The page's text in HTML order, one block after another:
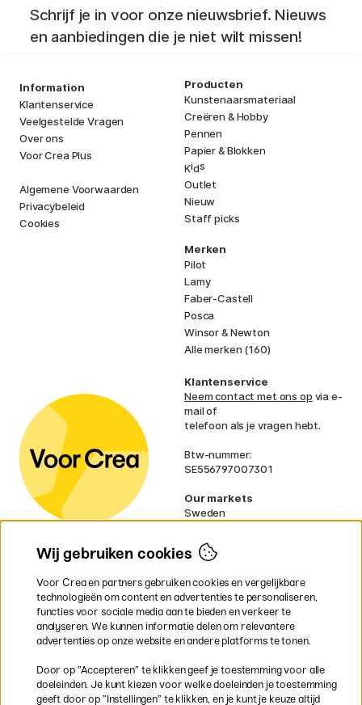
Schrijf je in voor onze nieuwsbrief. Nieuws
en aanbiedingen die je niet wilt missen!
Information
Klantenservice
Veelgestelde Vragen
Over ons
Voor Crea Plus
Algemene Voorwaarden
Privacybeleid
Cookies
Producten
Kunstenaarsmateriaal
Creëren & Hobby
Pennen
Papier & Blokken
Kids
Outlet
Nieuw
Staff picks
Merken
Pilot
Lamy
Faber-Castell
Posca
Winsor & Newton
Alle merken (160)
Klantenservice
Neem contact met ons op via e-
mail of
telefoon als je vragen hebt.
Btw-nummer:
SE556797007301
Our markets
Sweden
Denmark
Finland
Ireland
Germany
UK
EU
gelden voor volumineuze producten.
Wij gebruiken cookies
Voor Crea en partners gebruiken cookies en vergelijkbare
technologieën om content en advertenties te personaliseren,
functies voor sociale media aan te bieden en verkeer te
analyseren. We kunnen informatie delen om relevantere
advertenties op onze website en andere platforms te tonen.
Door op ”Accepteren” te klikken geef je toestemming voor alle
doeleinden. Je kunt kiezen voor welke doeleinden je toestemming
geeft door op ”Instellingen” te klikken, en je kunt je keuze altijd